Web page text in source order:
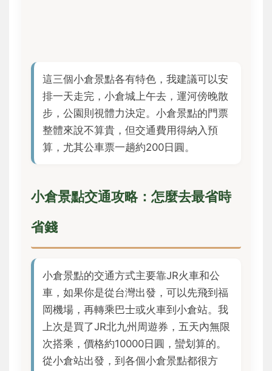
這三個小倉景點各有特色，我建議可以安
排一天走完，小倉城上午去，運河傍晚散
步，公園則視體力決定。小倉景點的門票
整體來說不算貴，但交通費用得納入預
算，尤其公車票一趟約200日圓。
小倉景點交通攻略：怎麼去最省時
省錢
小倉景點的交通方式主要靠JR火車和公
車，如果你是從台灣出發，可以先飛到福
岡機場，再轉乘巴士或火車到小倉站。我
上次是買了JR北九州周遊券，五天內無限
次搭乘，價格約10000日圓，蠻划算的。
從小倉站出發，到各個小倉景點都很方